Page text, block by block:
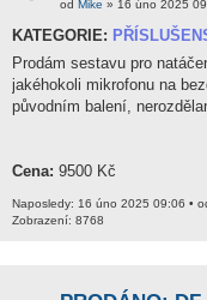
od Mike » 16 úno 2025
KATEGORIE:
Prodám sestavu pro
jakéhokoli mikrofonu na
původním balení,
Cena: 9500 Kč
Naposledy: 16 úno 2025 09:06 •
Zobrazení: 8768